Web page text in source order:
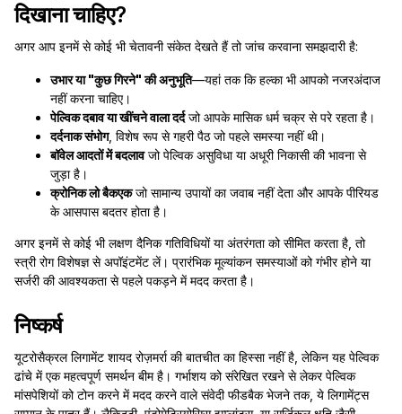
दिखाना चाहिए?
अगर आप इनमें से कोई भी चेतावनी संकेत देखते हैं तो जांच करवाना समझदारी है:
उभार या "कुछ गिरने" की अनुभूति—यहां तक कि हल्का भी आपको नजरअंदाज
नहीं करना चाहिए।
पेल्विक दबाव या खींचने वाला दर्दजो आपके मासिक धर्म चक्र से परे रहता है।
दर्दनाक संभोग, विशेष रूप से गहरी पैठ जो पहले समस्या नहीं थी।
बॉवेल आदतों में बदलावजो पेल्विक असुविधा या अधूरी निकासी की भावना से
जुड़ा है।
क्रोनिक लो बैकएकजो सामान्य उपायों का जवाब नहीं देता और आपके पीरियड
के आसपास बदतर होता है।
अगर इनमें से कोई भी लक्षण दैनिक गतिविधियों या अंतरंगता को सीमित करता है, तो
स्त्री रोग विशेषज्ञ से अपॉइंटमेंट लें। प्रारंभिक मूल्यांकन समस्याओं को गंभीर होने या
सर्जरी की आवश्यकता से पहले पकड़ने में मदद करता है।
निष्कर्ष
यूटरोसैक्रल लिगामेंट शायद रोज़मर्रा की बातचीत का हिस्सा नहीं है, लेकिन यह पेल्विक
ढांचे में एक महत्वपूर्ण समर्थन बीम है। गर्भाशय को संरेखित रखने से लेकर पेल्विक
मांसपेशियों को टोन करने में मदद करने वाले संवेदी फीडबैक भेजने तक, ये लिगामेंट्स